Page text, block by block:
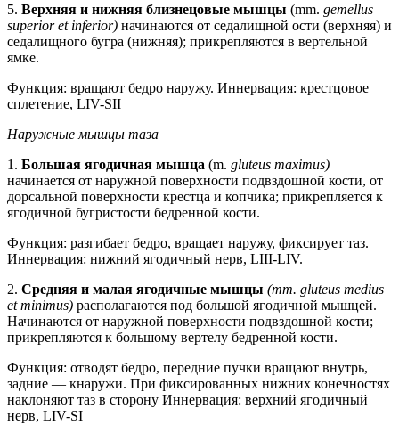
5. Верхняя и нижняя близнецовые мышцы (mm. gemellus
superior et inferior) начинаются от седалищной ости (верхняя) и
седалищного бугра (нижняя); прикрепляются в вертельной
ямке.
Функция: вращают бедро наружу. Иннервация: крестцовое
сплетение, LIV-SII
Наружные мышцы таза
1. Большая ягодичная мышца (m. gluteus maximus)
начинается от наружной поверхности подвздошной кости, от
дорсальной поверхности крестца и копчика; прикрепляется к
ягодичной бугристости бедренной кости.
Функция: разгибает бедро, вращает наружу, фиксирует таз.
Иннервация: нижний ягодичный нерв, LIII-LIV.
2. Средняя и малая ягодичные мышцы (mm. gluteus medius
et minimus) располагаются под большой ягодичной мышцей.
Начинаются от наружной поверхности подвздошной кости;
прикрепляются к большому вертелу бедренной кости.
Функция: отводят бедро, передние пучки вращают внутрь,
задние — кнаружи. При фиксированных нижних конечностях
наклоняют таз в сторону Иннервация: верхний ягодичный
нерв, LIV-SI